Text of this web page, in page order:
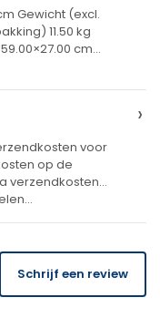
Gewicht (excl.
11.50 kg
cm
›
voor
op de
verzendkosten
Schrijf een review